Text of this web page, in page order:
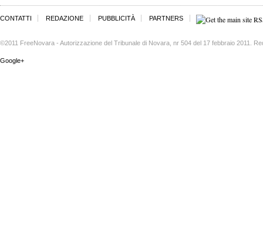
CONTATTI REDAZIONE PUBBLICITÀ PARTNERS
©2011 FreeNovara - Autorizzazione del Tribunale di Novara, nr 504 del 17 febbraio 2011.
Google+